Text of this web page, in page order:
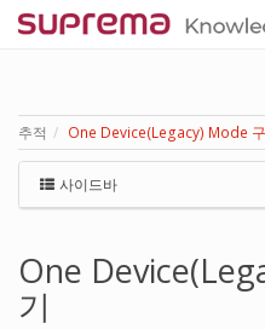
추적 One Device(Legacy) Mode
사이드바
One
기